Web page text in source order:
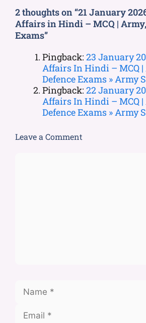
2 thoughts on “21 January
Affairs in Hindi – MCQ | Army,
Exams”
Pingback: 23 January
Affairs In Hindi – MCQ |
Defence Exams » Army
Pingback: 22 January
Affairs In Hindi – MCQ |
Defence Exams » Army
Leave a Comment